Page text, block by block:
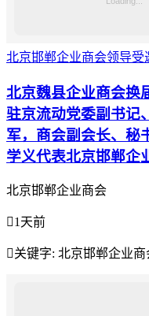
北京邯郸企业商会领导
北京魏县企业商会换
驻京流动党委副书记
军，商会副会长、秘
学义代表北京邯郸企
北京邯郸企业商会
1天前
关键字: 北京邯郸企业商